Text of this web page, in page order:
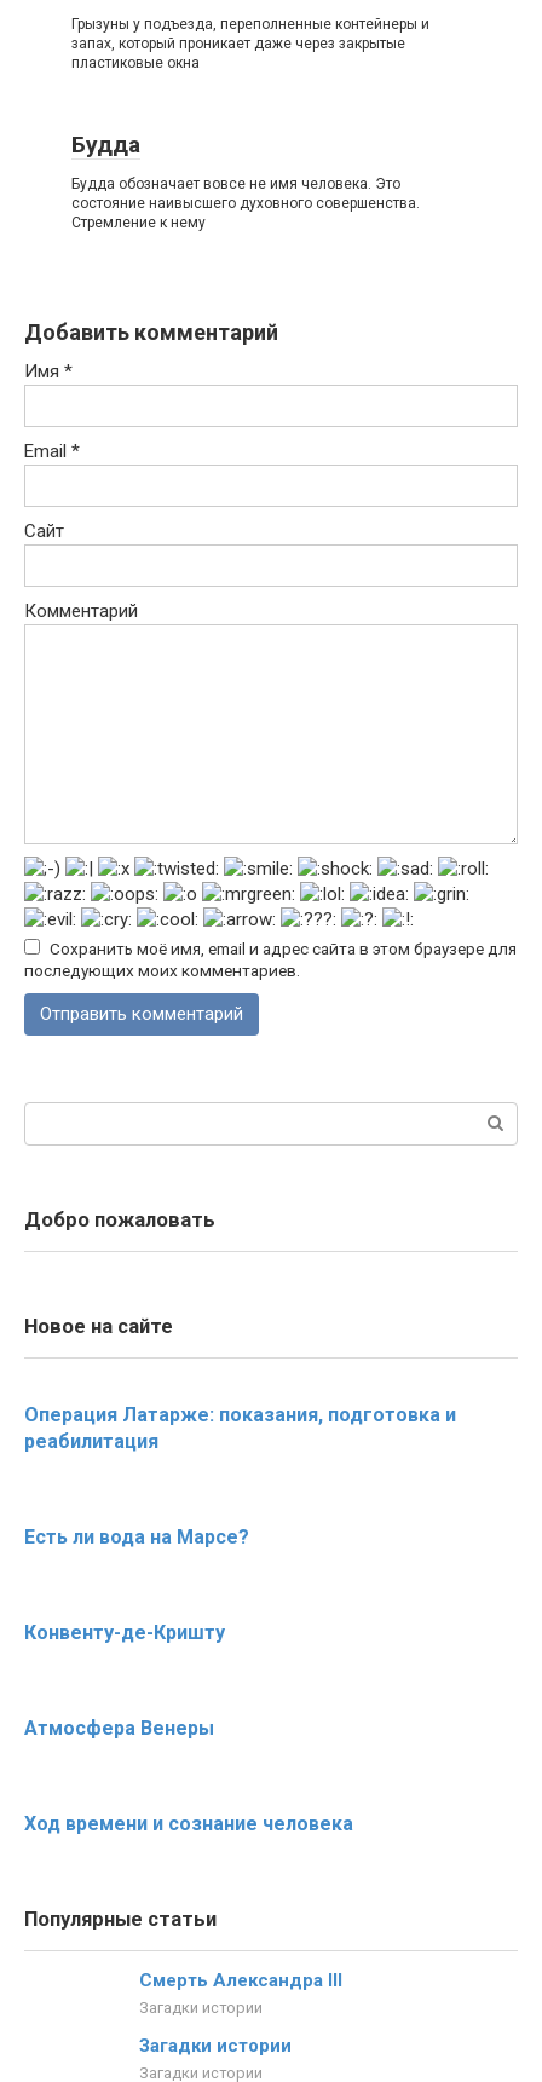
Грызуны у подъезда, переполненные контейнеры и
запах, который проникает даже через закрытые
пластиковые окна
Будда
Будда обозначает вовсе не имя человека. Это
состояние наивысшего духовного совершенства.
Стремление к нему
Добавить комментарий
Имя *
Email *
Сайт
Комментарий
Сохранить моё имя, email и адрес сайта в этом браузере для
последующих моих комментариев.
Поиск:
Добро пожаловать
Новое на сайте
Операция Латарже: показания, подготовка и
реабилитация
Есть ли вода на Марсе?
Конвенту-де-Кришту
Атмосфера Венеры
Ход времени и сознание человека
Популярные статьи
Смерть Александра III
Загадки истории
Загадки истории
Загадки истории